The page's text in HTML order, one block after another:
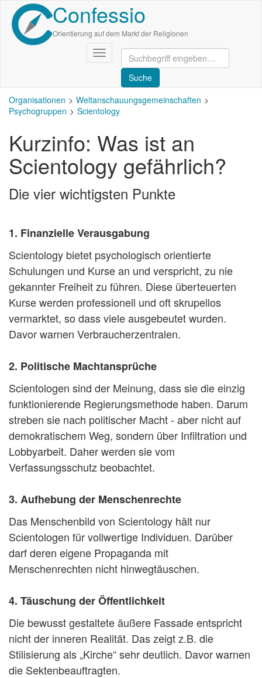
Direkt
zum
Inhalt
Confessio
Orientierung auf dem Markt der Religionen
Navigation
aktivieren/deaktivieren
Organisationen
Weltanschauungsgemeinschaften
Psychogruppen
Scientology
Kurzinfo: Was ist an
Scientology gefährlich?
Die vier wichtigsten Punkte
1. Finanzielle Verausgabung
Scientology bietet psychologisch orientierte
Schulungen und Kurse an und verspricht, zu nie
gekannter Freiheit zu führen. Diese überteuerten
Kurse werden professionell und oft skrupellos
vermarktet, so dass viele ausgebeutet wurden.
Davor warnen Verbraucherzentralen.
2. Politische Machtansprüche
Scientologen sind der Meinung, dass sie die einzig
funktionierende Regierungsmethode haben. Darum
streben sie nach politischer Macht - aber nicht auf
demokratischem Weg, sondern über Infiltration und
Lobbyarbeit. Daher werden sie vom
Verfassungsschutz beobachtet.
3. Aufhebung der Menschenrechte
Das Menschenbild von Scientology hält nur
Scientologen für vollwertige Individuen. Darüber
darf deren eigene Propaganda mit
Menschenrechten nicht hinwegtäuschen.
4. Täuschung der Öffentlichkeit
Die bewusst gestaltete äußere Fassade entspricht
nicht der inneren Realität. Das zeigt z.B. die
Stilisierung als „Kirche“ sehr deutlich. Davor warnen
die Sektenbeauftragten.